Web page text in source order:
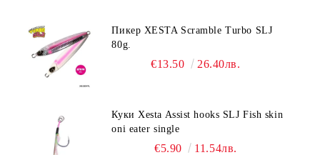
Пикер XESTA Scramble Turbo SLJ
80g.
€13.50 26.40лв.
Куки Xesta Assist hooks SLJ Fish skin
oni eater single
€5.90 11.54лв.